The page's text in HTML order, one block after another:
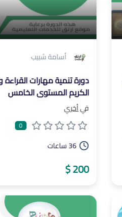
أسامة شبيب
دورة تنمية مهارات القراءة
الكريم المستوى الخامس
فيأخري
0
36 ساعات
200 $